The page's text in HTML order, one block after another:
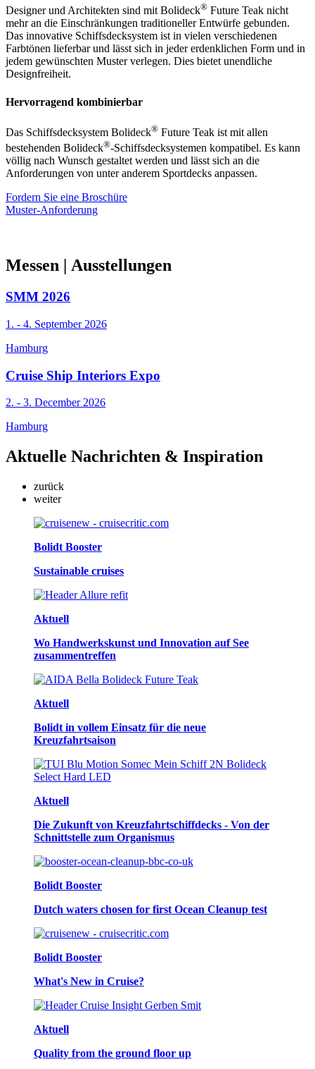
Designer und Architekten sind mit Bolideck® Future Teak nicht
mehr an die Einschränkungen traditioneller Entwürfe gebunden.
Das innovative Schiffsdecksystem ist in vielen verschiedenen
Farbtönen lieferbar und lässt sich in jeder erdenklichen Form und in
jedem gewünschten Muster verlegen. Dies bietet unendliche
Designfreiheit.
Hervorragend kombinierbar
Das Schiffsdecksystem Bolideck® Future Teak ist mit allen
bestehenden Bolideck®-Schiffsdecksystemen kompatibel. Es kann
völlig nach Wunsch gestaltet werden und lässt sich an die
Anforderungen von unter anderem Sportdecks anpassen.
Fordern Sie eine Broschüre
Muster-Anforderung
Messen | Ausstellungen
SMM 2026
1. - 4. September 2026
Hamburg
Cruise Ship Interiors Expo
2. - 3. December 2026
Hamburg
Aktuelle Nachrichten & Inspiration
zurück
weiter
Bolidt Booster
Sustainable cruises
Aktuell
Wo Handwerkskunst und Innovation auf See
zusammentreffen
Aktuell
Bolidt in vollem Einsatz für die neue
Kreuzfahrtsaison
Aktuell
Die Zukunft von Kreuzfahrtschiffdecks - Von der
Schnittstelle zum Organismus
Bolidt Booster
Dutch waters chosen for first Ocean Cleanup test
Bolidt Booster
What's New in Cruise?
Aktuell
Quality from the ground floor up